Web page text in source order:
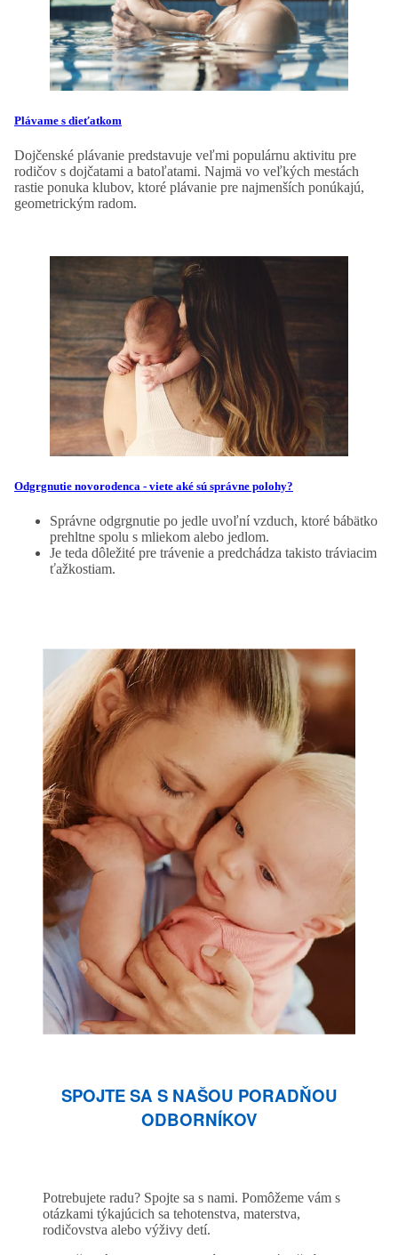
Plávame s dieťatkom
Dojčenské plávanie predstavuje veľmi populárnu aktivitu pre
rodičov s dojčatami a batoľatami. Najmä vo veľkých mestách
rastie ponuka klubov, ktoré plávanie pre najmenších ponúkajú,
geometrickým radom.
Odgrgnutie novorodenca - viete aké sú správne polohy?
Správne odgrgnutie po jedle uvoľní vzduch, ktoré bábätko
prehltne spolu s mliekom alebo jedlom.
Je teda dôležité pre trávenie a predchádza takisto tráviacim
ťažkostiam.
SPOJTE SA S NAŠOU PORADŇOU
ODBORNÍKOV
Potrebujete radu? Spojte sa s nami. Pomôžeme vám s
otázkami týkajúcich sa tehotenstva, materstva,
rodičovstva alebo výživy detí.